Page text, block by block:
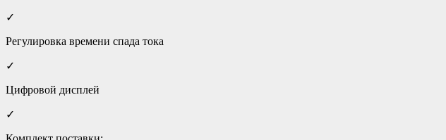
✓
Регулировка времени спада тока
✓
Цифровой дисплей
✓